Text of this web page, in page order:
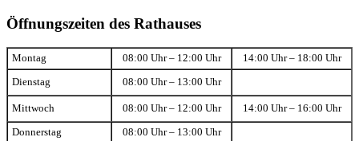
Öffnungszeiten des Rathauses
Montag 08:00 Uhr – 12:00 Uhr 14:00 Uhr – 18:00 Uhr
Dienstag 08:00 Uhr – 13:00 Uhr
Mittwoch 08:00 Uhr – 12:00 Uhr 14:00 Uhr – 16:00 Uhr
Donnerstag 08:00 Uhr – 13:00 Uhr